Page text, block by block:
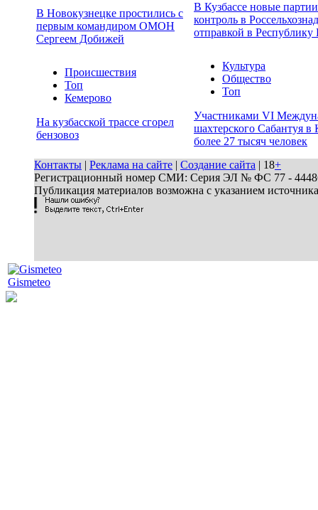
В Новокузнецке простились с
первым командиром ОМОН
Сергеем Добижей
В Кузбассе новые
контроль в
отправкой в Республику
Происшествия
Топ
Кемерово
На кузбасской трассе сгорел
бензовоз
Культура
Общество
Топ
Участниками VI
шахтерского Сабантуя в
более 27 тысяч человек
Контакты | Реклама на сайте | Создание сайта | 18+
Регистрационный номер СМИ: Серия ЭЛ № ФС 77 - 44486
Публикация материалов возможна с указанием
Gismeteo